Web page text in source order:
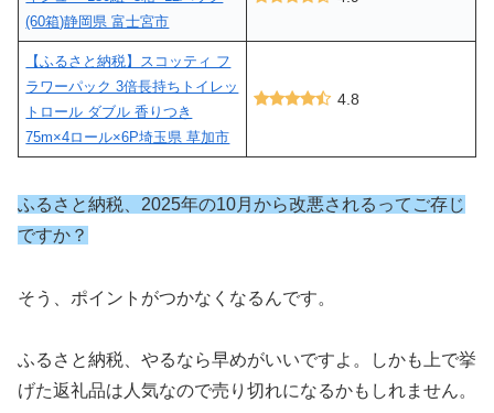
(60箱)静岡県 富士宮市
【ふるさと納税】スコッティ フ
ラワーパック 3倍長持ちトイレッ
トロール ダブル 香りつき
75m×4ロール×6P埼玉県 草加市
4.8
ふるさと納税、2025年の10月から改悪されるってご存じ
ですか？
そう、ポイントがつかなくなるんです。
ふるさと納税、やるなら早めがいいですよ。しかも上で挙
げた返礼品は人気なので売り切れになるかもしれません。